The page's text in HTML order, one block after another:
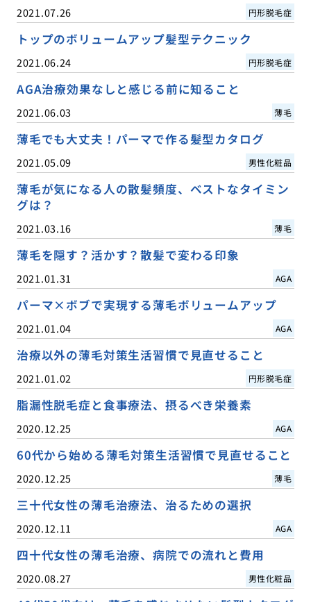
2021.07.26 円形脱毛症
トップのボリュームアップ髪型テクニック
2021.06.24 円形脱毛症
AGA治療効果なしと感じる前に知ること
2021.06.03 薄毛
薄毛でも大丈夫！パーマで作る髪型カタログ
2021.05.09 男性化粧品
薄毛が気になる人の散髪頻度、ベストなタイミン
グは？
2021.03.16 薄毛
薄毛を隠す？活かす？散髪で変わる印象
2021.01.31 AGA
パーマ×ボブで実現する薄毛ボリュームアップ
2021.01.04 AGA
治療以外の薄毛対策生活習慣で見直せること
2021.01.02 円形脱毛症
脂漏性脱毛症と食事療法、摂るべき栄養素
2020.12.25 AGA
60代から始める薄毛対策生活習慣で見直せること
2020.12.25 薄毛
三十代女性の薄毛治療法、治るための選択
2020.12.11 AGA
四十代女性の薄毛治療、病院での流れと費用
2020.08.27 男性化粧品